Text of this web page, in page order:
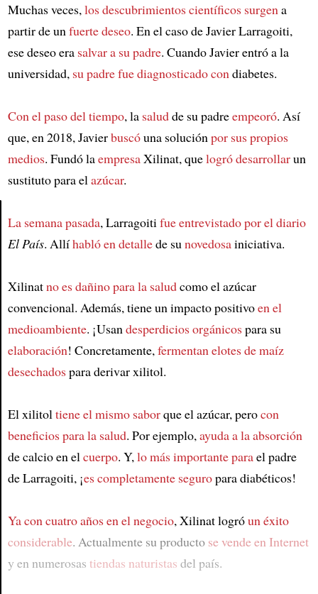
Article
Muchas veces,los descubrimientos científicos surgena
partir de unfuerte deseo. En el caso de Javier Larragoiti,
ese deseo era salvar a su padre. Cuando Javier entró a la
universidad, su padre fue diagnosticado condiabetes.
Con el paso del tiempo, la saludde su padreempeoró. Así
que, en 2018, Javierbuscóuna soluciónpor sus propios
medios. Fundó laempresaXilinat, quelogró desarrollarun
sustituto para elazúcar.
La semana pasada, Larragoitifue entrevistado por el diario
El País. Allíhabló en detallede sunovedosainiciativa.
Xilinatno es dañino para la saludcomo el azúcar
convencional. Además, tiene un impacto positivoen el
medioambiente. ¡Usandesperdicios orgánicospara su
elaboración! Concretamente,fermentan elotes de maíz
desechadospara derivar xilitol.
El xilitoltiene el mismo saborque el azúcar, perocon
beneficios para la salud. Por ejemplo,ayuda a la absorción
de calcio en elcuerpo. Y,lo más importante parael padre
de Larragoiti, ¡es completamente seguropara diabéticos!
Ya con cuatro años en el negocio, Xilinat logróun éxito
considerable. Actualmente su producto se vende en Internet
y en numerosas tiendas naturistas del país.